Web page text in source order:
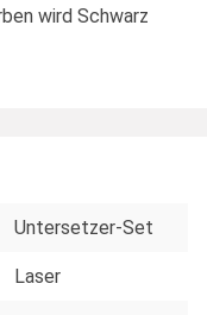
wird Schwarz
Untersetzer-Set
Laser